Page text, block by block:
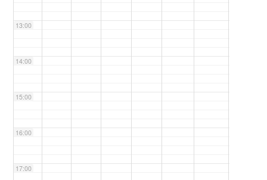
13:00
14:00
15:00
16:00
17:00